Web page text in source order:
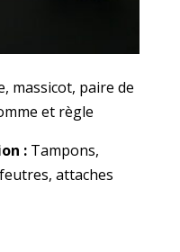
massicot, paire de
et règle
:Tampons,
attaches